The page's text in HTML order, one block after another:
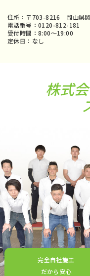
住所：〒703-8216 岡山県岡
電話番号：0120-812-181
受付時間：8:00〜19:00
定休日：なし
株式
完全自社施工
だから安心